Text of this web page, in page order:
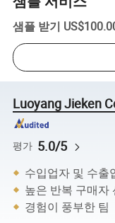
샘플 받기
Luoyang Jieken
평가 5.0/5
수입업자 및 수출
높은 반복 구매자
경험이 풍부한 팀